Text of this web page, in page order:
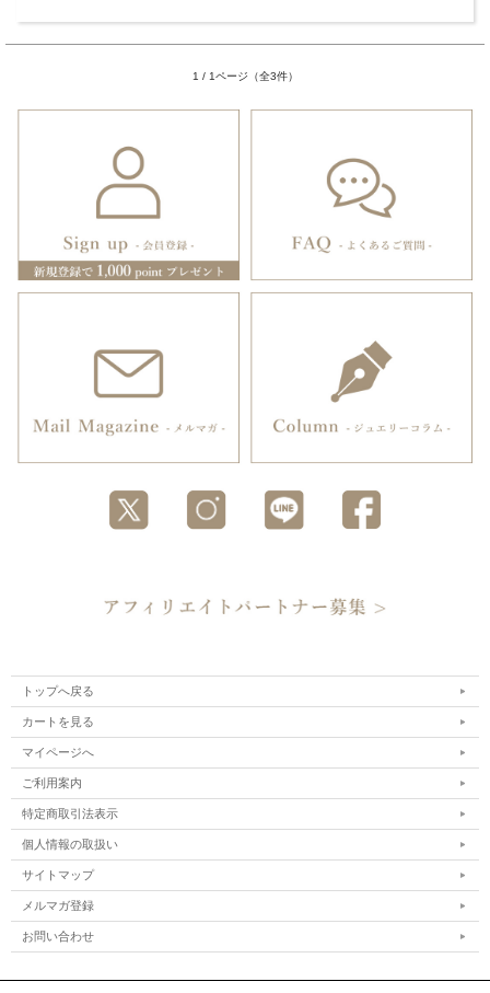
1 / 1ページ（全3件）
トップへ戻る
カートを見る
マイページへ
ご利用案内
特定商取引法表示
個人情報の取扱い
サイトマップ
メルマガ登録
お問い合わせ